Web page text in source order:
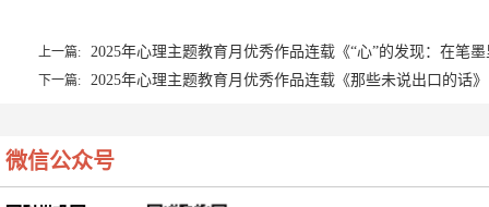
上一篇: 2025年心理主题教育月优秀作品连载《“心”的发现：在笔
下一篇: 2025年心理主题教育月优秀作品连载《那些未说出口的话》
微信公众号